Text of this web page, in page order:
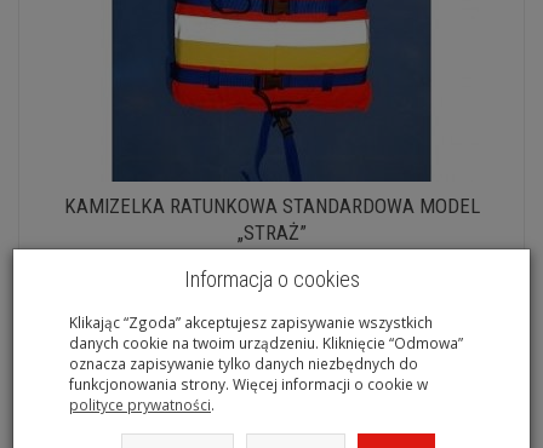
KAMIZELKA RATUNKOWA STANDARDOWA MODEL
„STRAŻ”
270,60 zł
Do koszyka
Informacja o cookies
Klikając “Zgoda” akceptujesz zapisywanie wszystkich
danych cookie na twoim urządzeniu. Kliknięcie “Odmowa”
oznacza zapisywanie tylko danych niezbędnych do
funkcjonowania strony. Więcej informacji o cookie w
polityce prywatności.